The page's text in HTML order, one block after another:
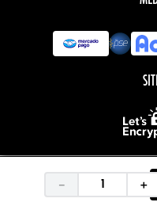
＋
－
Todos los derechos reservados.
Desarrollado por: